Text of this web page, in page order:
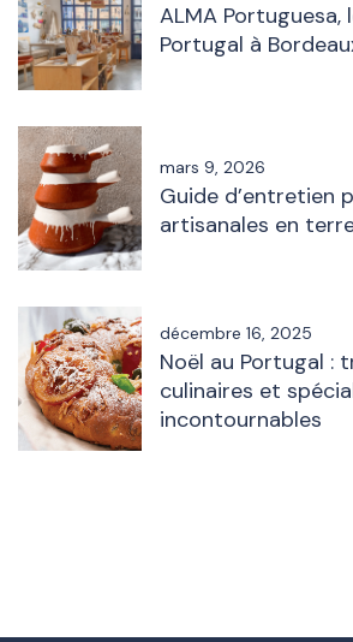
ALMA Portuguesa,
Portugal à
mars 9, 2026
Guide d’entretien
artisanales en
décembre 16, 2025
Noël au Portugal :
culinaires et
incontournables